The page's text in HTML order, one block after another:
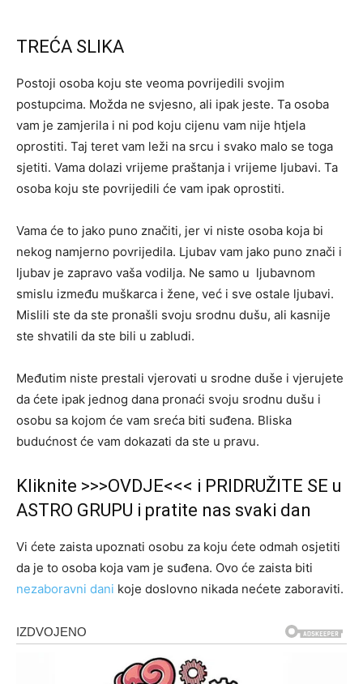
TREĆA SLIKA
Postoji osoba koju ste veoma povrijedili svojim
postupcima. Možda ne svjesno, ali ipak jeste. Ta osoba
vam je zamjerila i ni pod koju cijenu vam nije htjela
oprostiti. Taj teret vam leži na srcu i svako malo se toga
sjetiti. Vama dolazi vrijeme praštanja i vrijeme ljubavi. Ta
osoba koju ste povrijedili će vam ipak oprostiti.
Vama će to jako puno značiti, jer vi niste osoba koja bi
nekog namjerno povrijedila. Ljubav vam jako puno znači i
ljubav je zapravo vaša vodilja. Ne samo u ljubavnom
smislu između muškarca i žene, već i sve ostale ljubavi.
Mislili ste da ste pronašli svoju srodnu dušu, ali kasnije
ste shvatili da ste bili u zabludi.
Međutim niste prestali vjerovati u srodne duše i vjerujete
da ćete ipak jednog dana pronaći svoju srodnu dušu i
osobu sa kojom će vam sreća biti suđena. Bliska
budućnost će vam dokazati da ste u pravu.
Kliknite >>>OVDJE<<< i PRIDRUŽITE SE u
ASTRO GRUPU i pratite nas svaki dan
Vi ćete zaista upoznati osobu za koju ćete odmah osjetiti
da je to osoba koja vam je suđena. Ovo će zaista biti
nezaboravni dani koje doslovno nikada nećete zaboraviti.